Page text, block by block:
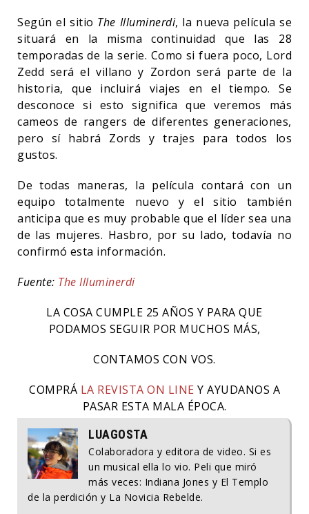
Según el sitio The Illuminerdi, la nueva película se
situará en la misma continuidad que las 28
temporadas de la serie. Como si fuera poco, Lord
Zedd será el villano y Zordon será parte de la
historia, que incluirá viajes en el tiempo. Se
desconoce si esto significa que veremos más
cameos de rangers de diferentes generaciones,
pero sí habrá Zords y trajes para todos los
gustos.
De todas maneras, la película contará con un
equipo totalmente nuevo y el sitio también
anticipa que es muy probable que el líder sea una
de las mujeres. Hasbro, por su lado, todavía no
confirmó esta información.
Fuente: The Illuminerdi
LA COSA CUMPLE 25 AÑOS Y PARA QUE
PODAMOS SEGUIR POR MUCHOS MÁS,
CONTAMOS CON VOS.
COMPRÁ LA REVISTA ON LINE Y AYUDANOS A
PASAR ESTA MALA ÉPOCA.
LUAGOSTA
Colaboradora y editora de video. Si es
un musical ella lo vio. Peli que miró
más veces: Indiana Jones y El Templo
de la perdición y La Novicia Rebelde.